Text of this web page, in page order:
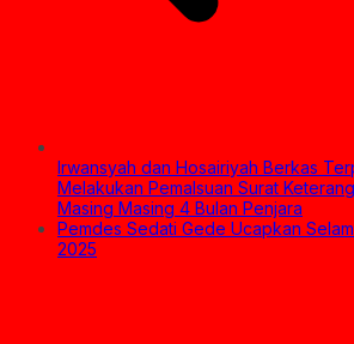
Irwansyah dan Hosairiyah Berkas
Melakukan Pemalsuan Surat
Masing Masing 4 Bulan Penjara
Pemdes Sedati Gede Ucapkan
2025